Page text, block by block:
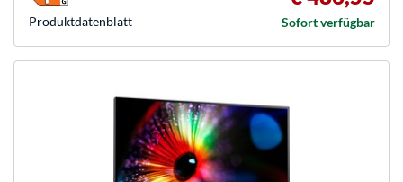
Sofort verfügbar
Produkt­datenblatt